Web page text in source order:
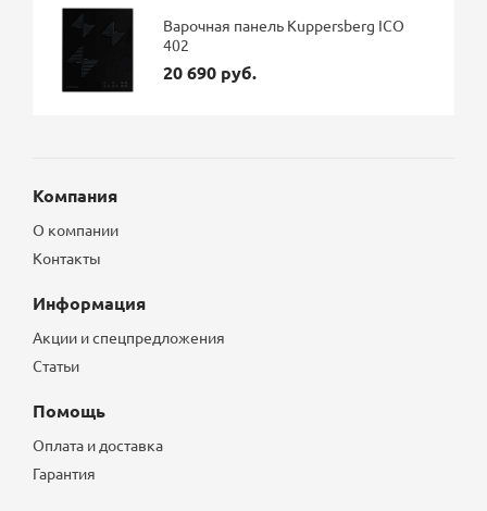
Варочная панель Kuppersberg ICO
402
20 690 руб.
Компания
О компании
Контакты
Информация
Акции и спецпредложения
Статьи
Помощь
Оплата и доставка
Гарантия